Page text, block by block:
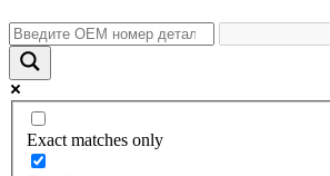
Exact matches only